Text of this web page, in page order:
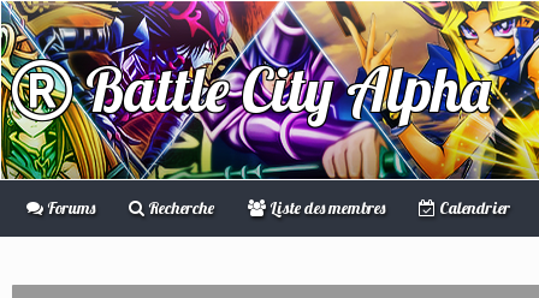
Battle City Alpha
Forums Recherche Liste des membres Calendrier